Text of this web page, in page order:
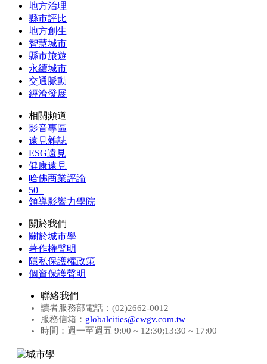
地方治理
縣市評比
地方創生
智慧城市
縣市旅遊
永續城市
交通脈動
經濟發展
相關頻道
影音專區
遠見雜誌
ESG遠見
健康遠見
哈佛商業評論
50+
領導影響力學院
關於我們
關於城市學
著作權聲明
隱私保護權政策
個資保護聲明
聯絡我們
讀者服務部電話：(02)2662-0012
服務信箱： globalcities@cwgv.com.tw
時間：週一至週五 9:00 ~ 12:30;13:30 ~ 17:00